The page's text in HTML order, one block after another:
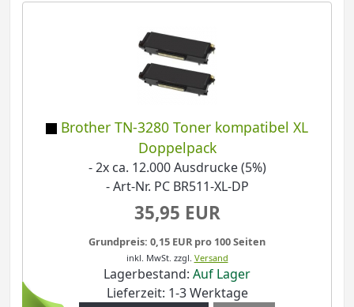
Brother TN-3280 Toner kompatibel XL
Doppelpack
- 2x ca. 12.000 Ausdrucke (5%)
- Art-Nr. PC BR511-XL-DP
35,95 EUR
Grundpreis: 0,15 EUR pro 100 Seiten
inkl. MwSt. zzgl. Versand
Lagerbestand: Auf Lager
Lieferzeit: 1-3 Werktage